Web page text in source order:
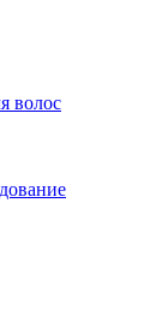
волос